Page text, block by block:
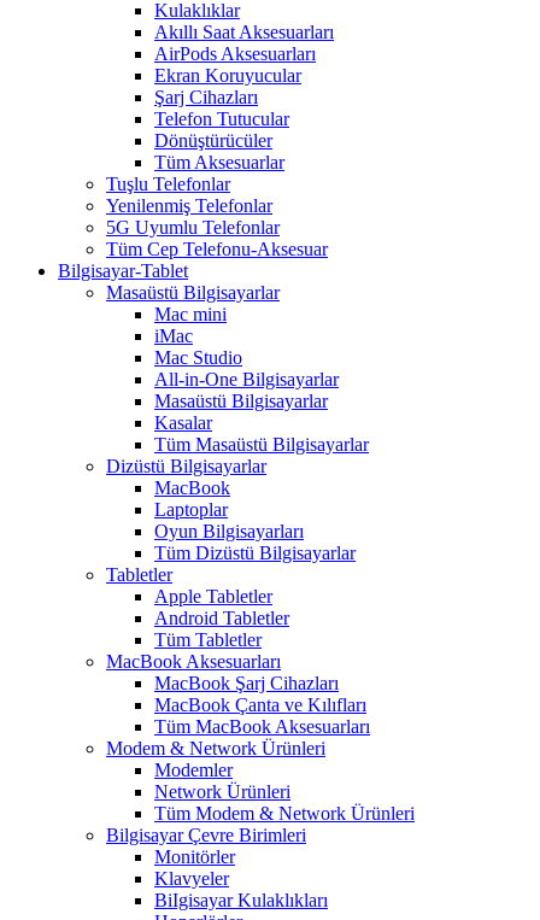
Kulaklıklar
Akıllı Saat Aksesuarları
AirPods Aksesuarları
Ekran Koruyucular
Şarj Cihazları
Telefon Tutucular
Dönüştürücüler
Tüm Aksesuarlar
Tuşlu Telefonlar
Yenilenmiş Telefonlar
5G Uyumlu Telefonlar
Tüm Cep Telefonu-Aksesuar
Bilgisayar-Tablet
Masaüstü Bilgisayarlar
Mac mini
iMac
Mac Studio
All-in-One Bilgisayarlar
Masaüstü Bilgisayarlar
Kasalar
Tüm Masaüstü Bilgisayarlar
Dizüstü Bilgisayarlar
MacBook
Laptoplar
Oyun Bilgisayarları
Tüm Dizüstü Bilgisayarlar
Tabletler
Apple Tabletler
Android Tabletler
Tüm Tabletler
MacBook Aksesuarları
MacBook Şarj Cihazları
MacBook Çanta ve Kılıfları
Tüm MacBook Aksesuarları
Modem & Network Ürünleri
Modemler
Network Ürünleri
Tüm Modem & Network Ürünleri
Bilgisayar Çevre Birimleri
Monitörler
Klavyeler
BiIgisayar Kulaklıkları